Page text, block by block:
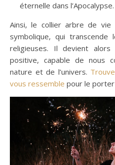
éternelle dans l’Apocalypse.
Ainsi, le collier arbre de vie
symbolique, qui
religieuses. Il devient alors
positive, capable de nous
nature et de l’univers.
vous ressemble pour le